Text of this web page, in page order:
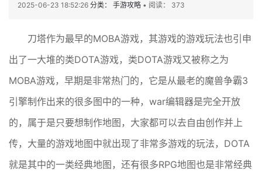
2025-06-23 18:52:26 分类： 手游攻略 • 阅读： 373
刀塔作为最早的MOBA游戏，其游戏的游戏玩法也引申
出了一大堆的类DOTA游戏，类DOTA游戏又被称之为
MOBA游戏，早期是非常热门的，它是从最老的魔兽争霸3
引擎制作出来的很多图中的一种，war编辑器是完全开放
的，属于是只要想制作地图，大家都可以去自由创作并上
传，大量的游戏地图中就出现了非常多游戏的玩法，DOTA
就是其中的一类经典地图，还有很多RPG地图也是非常经典